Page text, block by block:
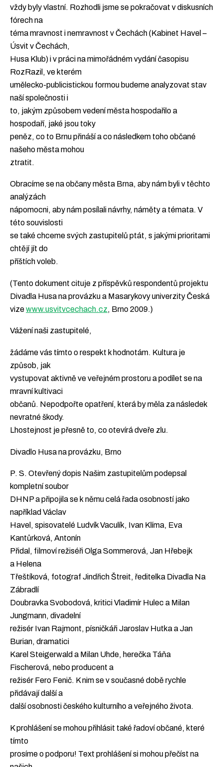
vždy byly vlastní. Rozhodli jsme se pokračovat v diskusních
fórech na
téma mravnost i nemravnost v Čechách (Kabinet Havel –
Úsvit v Čechách,
Husa Klub) i v práci na mimořádném vydání časopisu
RozRazil, ve kterém
umělecko-publicistickou formou budeme analyzovat stav
naší společnosti i
to, jakým způsobem vedení města hospodařilo a
hospodaří, jaké jsou toky
peněz, co to Brnu přináší a co následkem toho občané
našeho města mohou
ztratit.
Obracíme se na občany města Brna, aby nám byli v těchto
analýzách
nápomocni, aby nám posílali návrhy, náměty a témata. V
této souvislosti
se také chceme svých zastupitelů ptát, s jakými prioritami
chtějí jít do
příštích voleb.
(Tento dokument cituje z příspěvků respondentů projektu
Divadla Husa na provázku a Masarykovy univerzity Česká
vizewww.usvitvcechach.cz, Brno 2009.)
Vážení naši zastupitelé,
žádáme vás tímto o respekt k hodnotám. Kultura je
způsob, jak
vystupovat aktivně ve veřejném prostoru a podílet se na
mravní kultivaci
občanů. Nepodpořte opatření, která by měla za následek
nevratné škody.
Lhostejnost je přesně to, co otevírá dveře zlu.
Divadlo Husa na provázku, Brno
P. S. Otevřený dopis Našim zastupitelům podepsal
kompletní soubor
DHNP a připojila se k němu celá řada osobností jako
například Václav
Havel, spisovatelé Ludvík Vaculík, Ivan Klíma, Eva
Kantůrková, Antonín
Přidal, filmoví režiséři Olga Sommerová, Jan Hřebejk
a Helena
Třeštíková, fotograf Jindřich Štreit, ředitelka Divadla Na
Zábradlí
Doubravka Svobodová, kritici Vladimír Hulec a Milan
Jungmann, divadelní
režisér Ivan Rajmont, písničkáři Jaroslav Hutka a Jan
Burian, dramatici
Karel Steigerwald a Milan Uhde, herečka Táňa
Fischerová, nebo producent a
režisér Fero Fenič. K nim se v současné době rychle
přidávají další a
další osobnosti českého kulturního a veřejného života.
K prohlášení se mohou přihlásit také řadoví občané, které
tímto
prosíme o podporu! Text prohlášení si mohou přečíst na